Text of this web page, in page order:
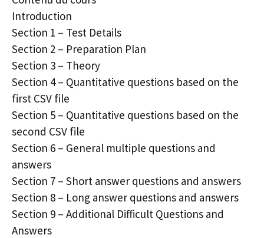
Introduction
Section 1 – Test Details
Section 2 – Preparation Plan
Section 3 – Theory
Section 4 – Quantitative questions based on the
first CSV file
Section 5 – Quantitative questions based on the
second CSV file
Section 6 – General multiple questions and
answers
Section 7 – Short answer questions and answers
Section 8 – Long answer questions and answers
Section 9 – Additional Difficult Questions and
Answers